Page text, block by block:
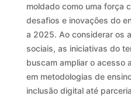
moldado como uma força
desafios e inovações do
a 2025. Ao considerar os
sociais, as iniciativas do
buscam ampliar o acesso
em metodologias de
inclusão digital até